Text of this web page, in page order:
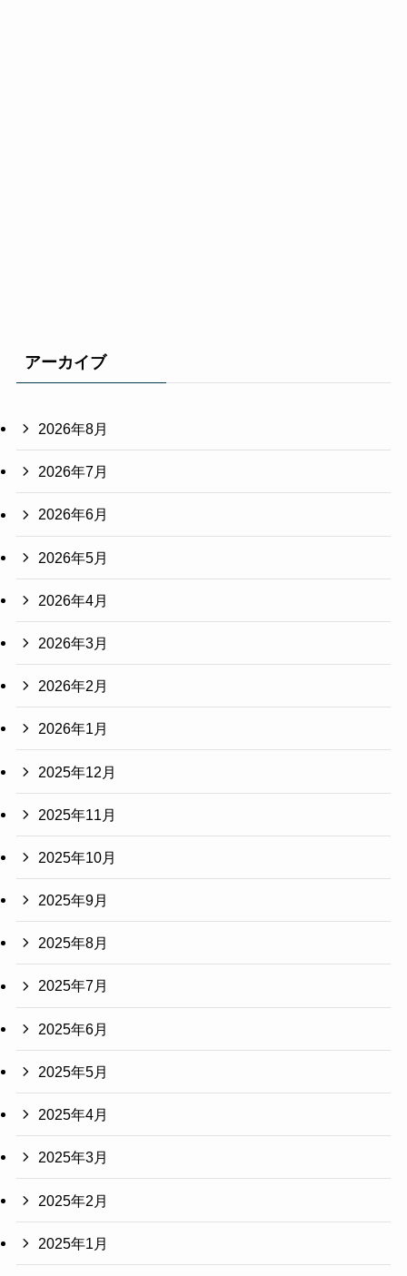
アーカイブ
2026年8月
2026年7月
2026年6月
2026年5月
2026年4月
2026年3月
2026年2月
2026年1月
2025年12月
2025年11月
2025年10月
2025年9月
2025年8月
2025年7月
2025年6月
2025年5月
2025年4月
2025年3月
2025年2月
2025年1月